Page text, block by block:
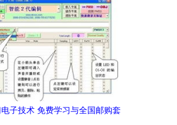
子技术 免费学习与全国邮购套